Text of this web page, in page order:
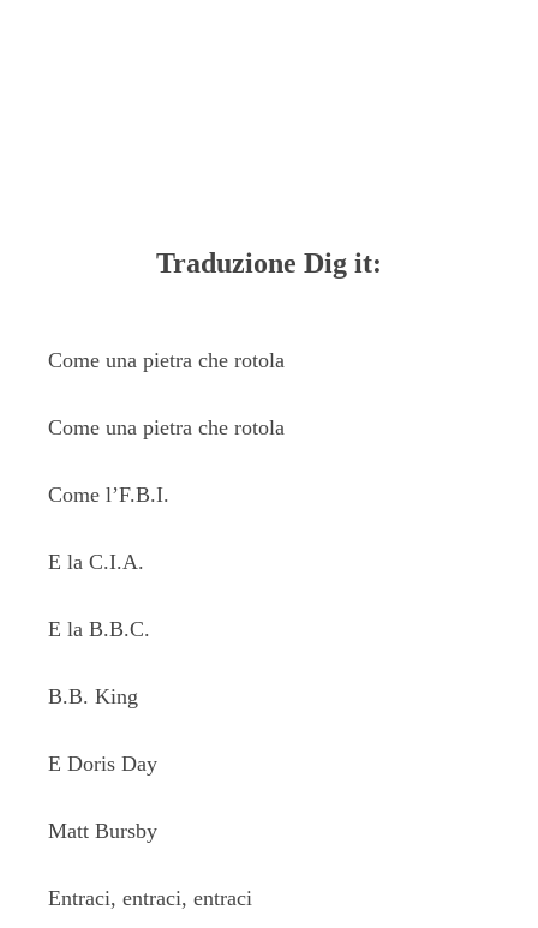
Traduzione Dig it:
Come una pietra che rotola
Come una pietra che rotola
Come l’F.B.I.
E la C.I.A.
E la B.B.C.
B.B. King
E Doris Day
Matt Bursby
Entraci, entraci, entraci